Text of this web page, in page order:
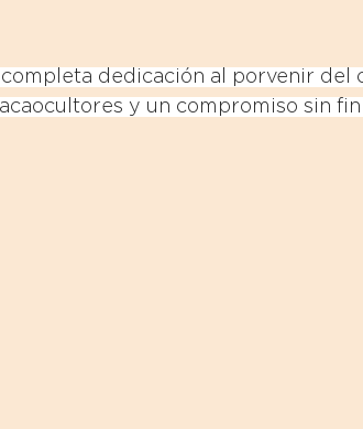
dedicación al porvenir del
y un compromiso sin